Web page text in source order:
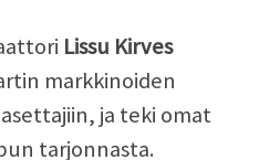
Lissu Kirves
markkinoiden
ja teki omat
tarjonnasta.